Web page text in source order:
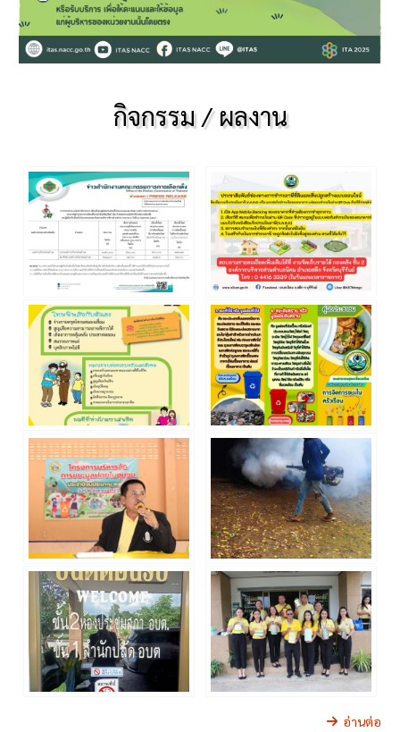
กิจกรรม / ผลงาน
อ่านต่อ